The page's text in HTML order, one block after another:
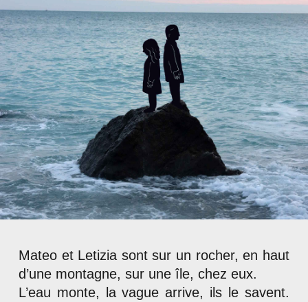
Mateo et Letizia sont sur un rocher, en haut
d’une montagne, sur une île, chez eux.
L’eau monte, la vague arrive, ils le savent.